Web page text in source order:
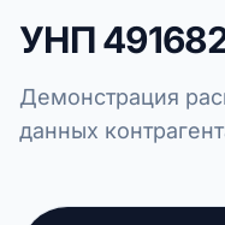
УНП
Демонстрация
данных